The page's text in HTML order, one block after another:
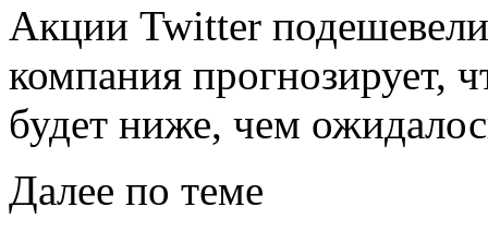
Акции Twitter
компания прогнозирует,
будет ниже, чем
Далее по теме